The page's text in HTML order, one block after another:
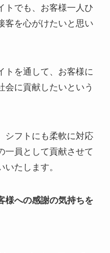
トでも、お客様一人ひ
客を心がけたいと思い
トを通して、お客様に
会に貢献したいという
シフトにも柔軟に対応
一員として貢献させて
たします。
様への感謝の気持ちを